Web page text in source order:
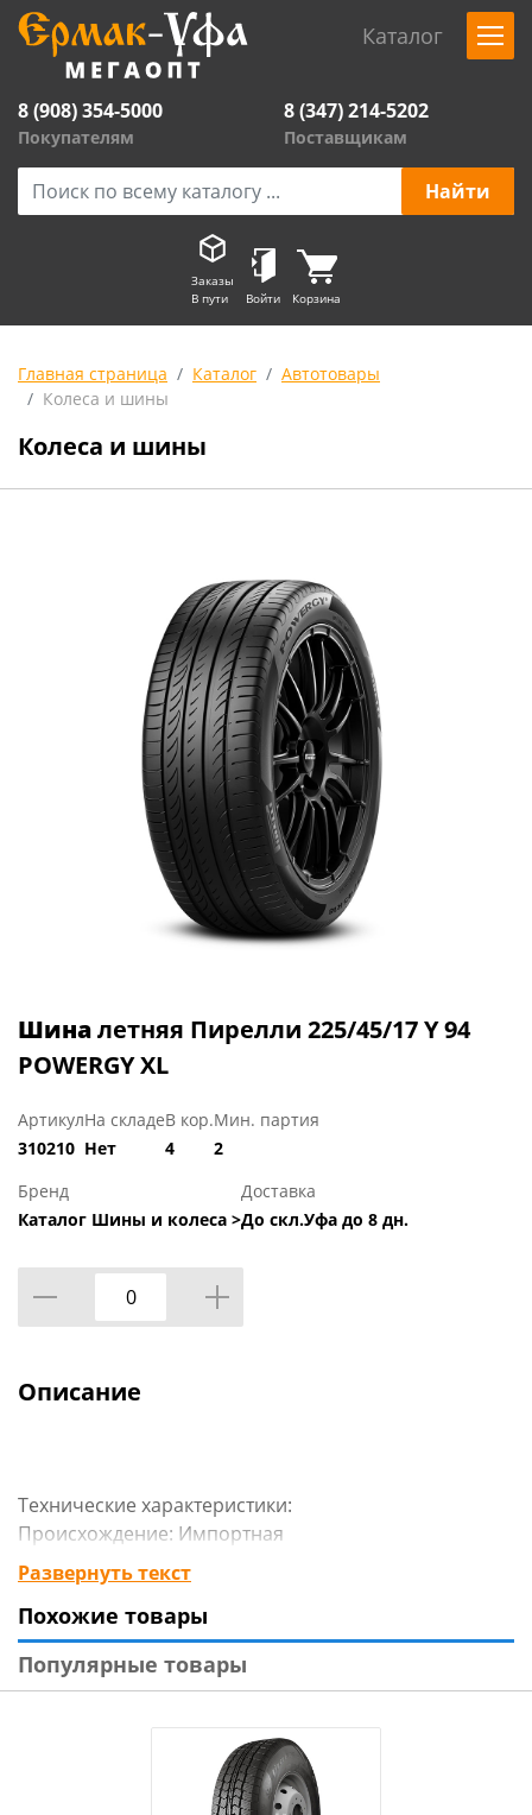
Каталог
8 (908) 354-5000
Покупателям
8 (347) 214-5202
Поставщикам
Заказы
В пути
Войти Корзина
Главная страница Каталог
Автотовары
Колеса и шины
Колеса и шины
Шиналетняя Пирелли 225/45/17 Y 94
POWERGY XL
Артикул
310210
На складе
Нет
В кор.
4
Мин. партия
2
Бренд
Каталог Шины и колеса >
Доставка
До скл.Уфа до 8 дн.
Описание
Технические характеристики:
Происхождение: Импортная
Сезон резины: Летняя
Марка: Пирелли
Модель: POWERGY
Диаметр: 17
Ширина: 225
Развернуть текст
Похожие товары
Популярные товары